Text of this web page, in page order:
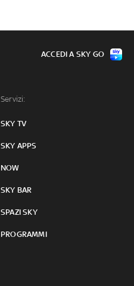
Servizi:
SKY TV
SKY APPS
NOW
SKY BAR
SPAZI SKY
PROGRAMMI
ACCEDI A SKY GO